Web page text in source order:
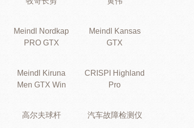
Meindl Nordkap
PRO GTX
Meindl Kansas
GTX
Meindl Kiruna
Men GTX Win
CRISPI Highland
Pro
高尔夫球杆 汽车故障检测仪